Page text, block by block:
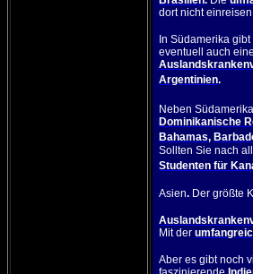
dort nicht
In Südamerika
eventuell auch
Argentinien.
Neben
Dominikanische
Bahamas,
Sollten Sie nach
Studenten für
Asien. Der größte
Mit der
Aber es gibt noch